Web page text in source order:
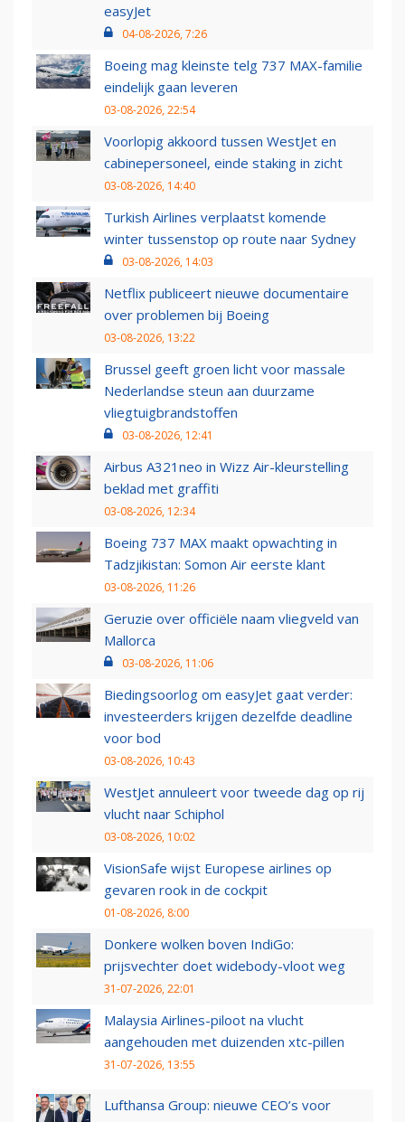
easyJet
04-08-2026, 7:26
Boeing mag kleinste telg 737 MAX-familie
eindelijk gaan leveren
03-08-2026, 22:54
Voorlopig akkoord tussen WestJet en
cabinepersoneel, einde staking in zicht
03-08-2026, 14:40
Turkish Airlines verplaatst komende
winter tussenstop op route naar Sydney
03-08-2026, 14:03
Netflix publiceert nieuwe documentaire
over problemen bij Boeing
03-08-2026, 13:22
Brussel geeft groen licht voor massale
Nederlandse steun aan duurzame
vliegtuigbrandstoffen
03-08-2026, 12:41
Airbus A321neo in Wizz Air-kleurstelling
beklad met graffiti
03-08-2026, 12:34
Boeing 737 MAX maakt opwachting in
Tadzjikistan: Somon Air eerste klant
03-08-2026, 11:26
Geruzie over officiële naam vliegveld van
Mallorca
03-08-2026, 11:06
Biedingsoorlog om easyJet gaat verder:
investeerders krijgen dezelfde deadline
voor bod
03-08-2026, 10:43
WestJet annuleert voor tweede dag op rij
vlucht naar Schiphol
03-08-2026, 10:02
VisionSafe wijst Europese airlines op
gevaren rook in de cockpit
01-08-2026, 8:00
Donkere wolken boven IndiGo:
prijsvechter doet widebody-vloot weg
31-07-2026, 22:01
Malaysia Airlines-piloot na vlucht
aangehouden met duizenden xtc-pillen
31-07-2026, 13:55
Lufthansa Group: nieuwe CEO’s voor